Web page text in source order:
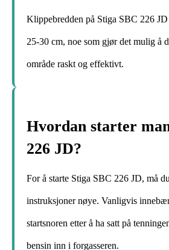
Klippebredden på Stiga SBC 226
25-30 cm, noe som gjør det mulig å
område raskt og effektivt.
Hvordan starter
226 JD?
For å starte Stiga SBC 226 JD, må
instruksjoner nøye. Vanligvis
startsnoren etter å ha satt på
bensin inn i forgasseren.